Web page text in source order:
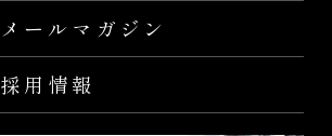
メールマガジン
採用情報